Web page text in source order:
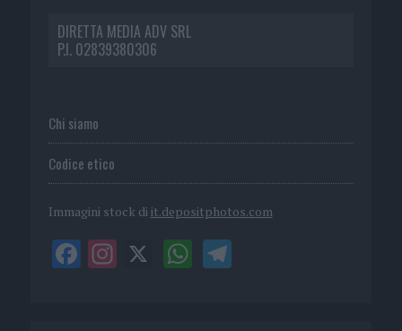
DIRETTA MEDIA ADV SRL
P.I. 02839380306
Chi siamo
Codice etico
Immagini stock di it.depositphotos.com